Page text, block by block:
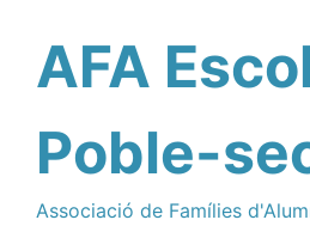
contenidoAFA
Poble-
Associació de Famílies